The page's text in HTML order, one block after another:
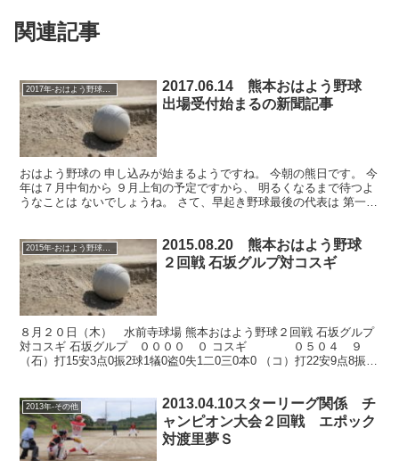
関連記事
2017年-おはよう野球大会
2017.06.14 熊本おはよう野球
出場受付始まるの新聞記事
おはよう野球の 申し込みが始まるようですね。 今朝の熊日です。 今
年は７月中旬から ９月上旬の予定ですから、 明るくなるまで待つよ
うなことは ないでしょうね。 さて、早起き野球最後の代表は 第一
2015年-おはよう野球大会
2015.08.20 熊本おはよう野球
２回戦 石坂グルプ対コスギ
８月２０日（木） 水前寺球場 熊本おはよう野球２回戦 石坂グルプ
対コスギ 石坂グルプ ００００ ０ コスギ ０５０４ ９
（石）打15安3点0振2球1犠0盗0失1二0三0本0 （コ）打22安9点8振2
2013年-その他
2013.04.10スターリーグ関係 チ
ャンピオン大会２回戦 エポック
対渡里夢Ｓ